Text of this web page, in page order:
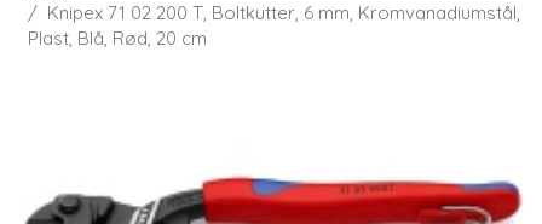
Knipex 71 02 200 T, Boltkutter, 6 mm, Kromvanadiumstål,
Plast, Blå, Rød, 20 cm